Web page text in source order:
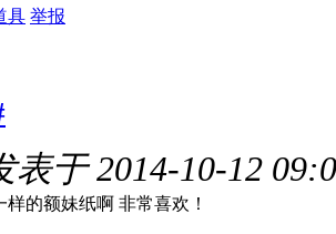
具 举报
表于 2014-10-12
样的额妹纸啊 非常喜欢！